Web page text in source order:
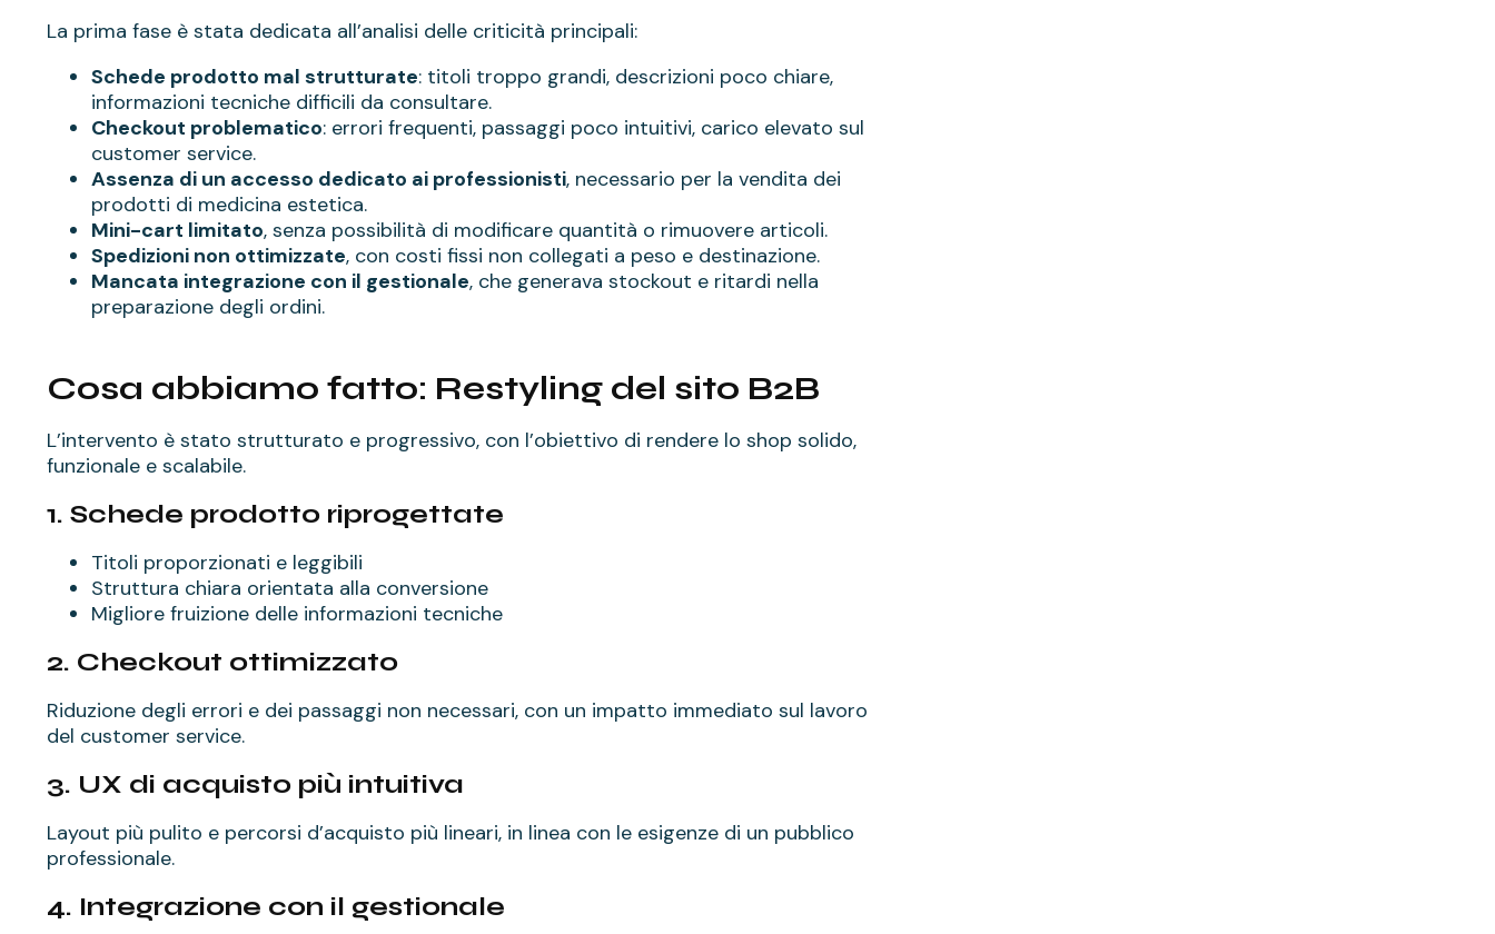
La prima fase è stata dedicata all’analisi delle criticità principali:
Schede prodotto mal strutturate: titoli troppo grandi, descrizioni poco chiare,
informazioni tecniche difficili da consultare.
Checkout problematico: errori frequenti, passaggi poco intuitivi, carico elevato sul
customer service.
Assenza di un accesso dedicato ai professionisti, necessario per la vendita dei
prodotti di medicina estetica.
Mini-cart limitato, senza possibilità di modificare quantità o rimuovere articoli.
Spedizioni non ottimizzate, con costi fissi non collegati a peso e destinazione.
Mancata integrazione con il gestionale, che generava stockout e ritardi nella
preparazione degli ordini.
Cosa abbiamo fatto: Restyling del sito B2B
L’intervento è stato strutturato e progressivo, con l’obiettivo di rendere lo shop solido,
funzionale e scalabile.
1. Schede prodotto riprogettate
Titoli proporzionati e leggibili
Struttura chiara orientata alla conversione
Migliore fruizione delle informazioni tecniche
2. Checkout ottimizzato
Riduzione degli errori e dei passaggi non necessari, con un impatto immediato sul lavoro
del customer service.
3. UX di acquisto più intuitiva
Layout più pulito e percorsi d’acquisto più lineari, in linea con le esigenze di un pubblico
professionale.
4. Integrazione con il gestionale